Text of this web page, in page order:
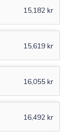
15,182 kr
15,619 kr
16,055 kr
16,492 kr